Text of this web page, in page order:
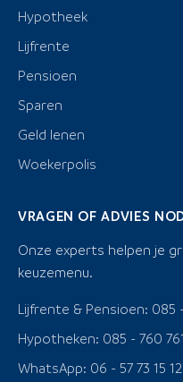
Hypotheek
Lijfrente
Pensioen
Sparen
Geld lenen
Woekerpolis
VRAGEN OF ADVIES
Onze experts helpen je
keuzemenu.
Lijfrente & Pensioen: 085
Hypotheken: 085 - 760
WhatsApp: 06 - 57 73 15 12